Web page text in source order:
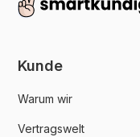
Kunde
Warum wir
Vertragswelt